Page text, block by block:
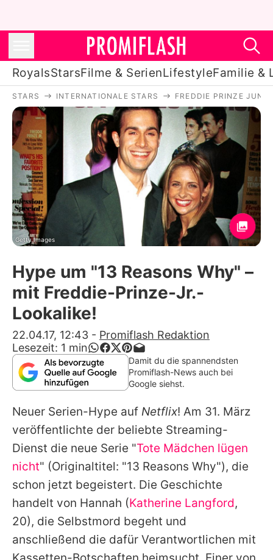
RoyalsStarsFilme & SerienLifestyleFamilie &
Royals
Stars
Filme & Serien
Lifestyle
Familie & Liebe
Promiflash Exklusiv
Alle Themen auf Promiflash
App runterladen
Team
Redaktionelle Richtlinien
Impressum
Datenschutzerklärung
Nutzungsbedingungen
Utiq verwalten
STARS INTERNATIONALE STARS FREDDIE PRINZE
Getty Images
Hype um "13 Reasons Why" –
mit Freddie-Prinze-Jr.-
Lookalike!
22.04.17, 12:43 - Promiflash Redaktion
Lesezeit: 1 min
Damit du die spannendsten
Promiflash-News auch bei
Google siehst.
Neuer Serien-Hype auf Netflix! Am 31. März
veröffentlichte der beliebte Streaming-
Dienst die neue Serie "Tote Mädchen lügen
nicht" (Originaltitel: "13 Reasons Why"), die
schon jetzt begeistert. Die Geschichte
handelt von Hannah (Katherine Langford,
20), die Selbstmord begeht und
anschließend die dafür Verantwortlichen mit